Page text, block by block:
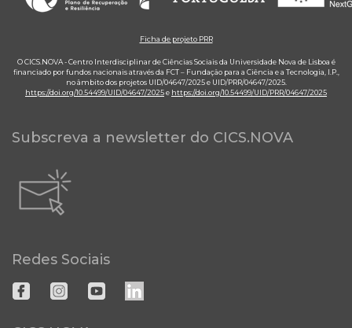
Ficha de projeto PRR
O CICS.NOVA - Centro Interdisciplinar de Ciências Sociais da Universidade Nova de Lisboa é
financiado por fundos nacionais através da FCT – Fundação para a Ciência e a Tecnologia, I.P.,
no âmbito dos projetos UID/04647/2025 e UID/PRR/04647/2025.
https://doi.org/10.54499/UID/04647/2025e https://doi.org/10.54499/UID/PRR/04647/2025
Subscreva a newsletter do CICS.NOVA
Redes Sociais